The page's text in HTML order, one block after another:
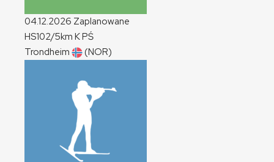
04.12.2026 Zaplanowane
HS102/5km KPŚ
Trondheim
(NOR)